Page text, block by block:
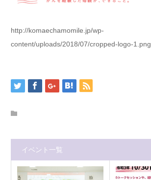
http://komaechamomile.jp/wp-
content/uploads/2018/07/cropped-logo-1.png
イベント一覧